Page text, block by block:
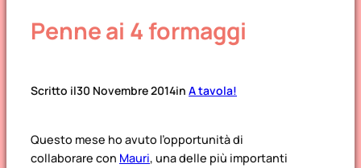
Penne ai 4 formaggi
Scritto il30 Novembre 2014in A tavola!
Questo mese ho avuto l’opportunità di
collaborare con Mauri, una delle più importanti